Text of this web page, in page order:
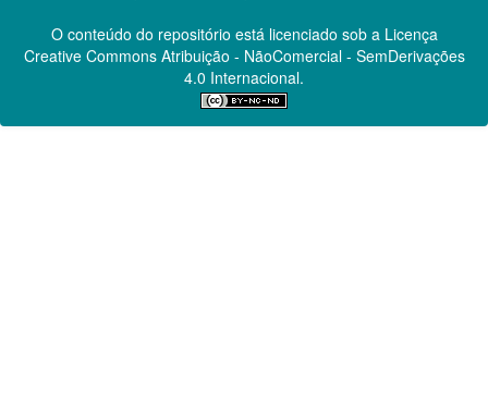
O conteúdo do repositório está licenciado sob a Licença
Creative CommonsAtribuição - NãoComercial - SemDerivações
4.0 Internacional.